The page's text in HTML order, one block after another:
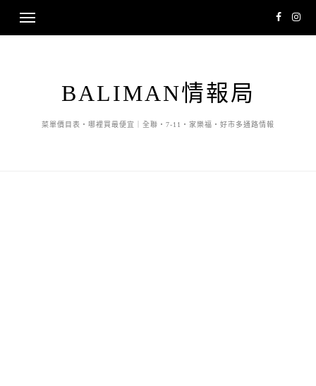
BALIMAN情報局
菜單價目表・哪裡買最便宜｜全聯・7-11・家樂福・好市多通路情報